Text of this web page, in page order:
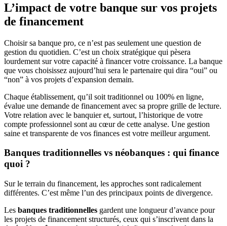
L’impact de votre banque sur vos projets
de financement
Choisir sa banque pro, ce n’est pas seulement une question de
gestion du quotidien. C’est un choix stratégique qui pèsera
lourdement sur votre capacité à financer votre croissance. La banque
que vous choisissez aujourd’hui sera le partenaire qui dira “oui” ou
“non” à vos projets d’expansion demain.
Chaque établissement, qu’il soit traditionnel ou 100% en ligne,
évalue une demande de financement avec sa propre grille de lecture.
Votre relation avec le banquier et, surtout, l’historique de votre
compte professionnel sont au cœur de cette analyse. Une gestion
saine et transparente de vos finances est votre meilleur argument.
Banques traditionnelles vs néobanques : qui finance
quoi ?
Sur le terrain du financement, les approches sont radicalement
différentes. C’est même l’un des principaux points de divergence.
Les banques traditionnelles gardent une longueur d’avance pour
les projets de financement structurés, ceux qui s’inscrivent dans la